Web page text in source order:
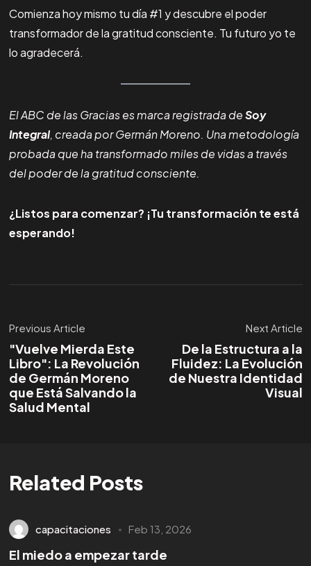
Comienza hoy mismo tu día #1 y descubre el poder
transformador de la gratitud consciente. Tu futuro yo te
lo agradecerá.
El ABC de las Gracias es marca registrada deSoy
Integral, creada por Germán Moreno. Una metodología
probada que ha transformado miles de vidas a través
del poder de la gratitud consciente.
¿Listos para comenzar? ¡Tu transformación te está
esperando!
Previous Article
"Vuelve Mierda Este
Libro": La Revolución
de Germán Moreno
que Está Salvando la
Salud Mental
Next Article
De la Estructura a la
Fluidez: La Evolución
de Nuestra Identidad
Visual
Related Posts
capacitaciones Feb 13, 2026
El miedo a empezar tarde